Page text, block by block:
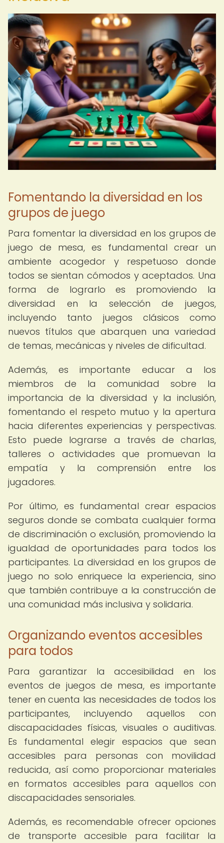
Fomentando la diversidad en los
grupos de juego
Para fomentar la diversidad en los grupos de
juego de mesa, es fundamental crear un
ambiente acogedor y respetuoso donde
todos se sientan cómodos y aceptados. Una
forma de lograrlo es promoviendo la
diversidad en la selección de juegos,
incluyendo tanto juegos clásicos como
nuevos títulos que abarquen una variedad
de temas, mecánicas y niveles de dificultad.
Además, es importante educar a los
miembros de la comunidad sobre la
importancia de la diversidad y la inclusión,
fomentando el respeto mutuo y la apertura
hacia diferentes experiencias y perspectivas.
Esto puede lograrse a través de charlas,
talleres o actividades que promuevan la
empatía y la comprensión entre los
jugadores.
Por último, es fundamental crear espacios
seguros donde se combata cualquier forma
de discriminación o exclusión, promoviendo la
igualdad de oportunidades para todos los
participantes. La diversidad en los grupos de
juego no solo enriquece la experiencia, sino
que también contribuye a la construcción de
una comunidad más inclusiva y solidaria.
Organizando eventos accesibles
para todos
Para garantizar la accesibilidad en los
eventos de juegos de mesa, es importante
tener en cuenta las necesidades de todos los
participantes, incluyendo aquellos con
discapacidades físicas, visuales o auditivas.
Es fundamental elegir espacios que sean
accesibles para personas con movilidad
reducida, así como proporcionar materiales
en formatos accesibles para aquellos con
discapacidades sensoriales.
Además, es recomendable ofrecer opciones
de transporte accesible para facilitar la